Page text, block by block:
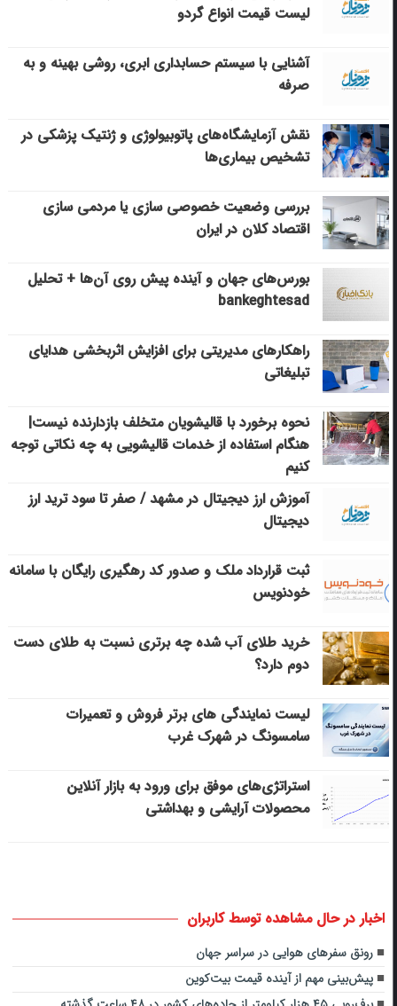
لیست قیمت انواع گردو
آشنایی با سیستم حسابداری ابری، روشی بهینه و به
صرفه
نقش آزمایشگاه‌های پاتوبیولوژی و ژنتیک پزشکی در
تشخیص بیماری‌ها
بررسی وضعیت خصوصی سازی یا مردمی سازی
اقتصاد کلان در ایران
بورس‌های جهان و آینده پیش روی آن‌ها + تحلیل
bankeghtesad
راهکارهای مدیریتی برای افزایش اثربخشی هدایای
تبلیغاتی
نحوه برخورد با قالیشویان متخلف بازدارنده نیست|
هنگام استفاده از خدمات قالیشویی به چه نکاتی توجه
کنیم
آموزش ارز دیجیتال در مشهد / صفر تا سود ترید ارز
دیجیتال
ثبت قرارداد ملک و صدور کد رهگیری رایگان با سامانه
خودنویس
خرید طلای آب شده چه برتری نسبت به طلای دست
دوم دارد؟
لیست نمایندگی های برتر فروش و تعمیرات
سامسونگ در شهرک غرب
استراتژی‌های موفق برای ورود به بازار آنلاین
محصولات آرایشی و بهداشتی
اخبار در حال مشاهده توسط کاربران
رونق سفرهای هوایی در سراسر جهان
پیش‌بینی مهم از آینده قیمت بیت‌کوین